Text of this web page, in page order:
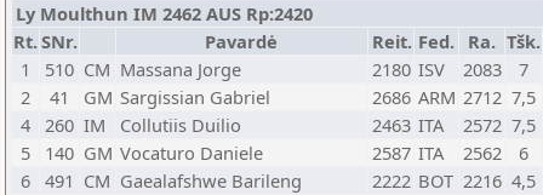
Ly Moulthun IM 2462 AUS Rp:2420
Rt.SNr. Pavardė Reit. Fed. Ra. Tšk.
1
510 CM Massana Jorge 2180 ISV 2083
7
2
41 GM Sargissian Gabriel 2686 ARM 2712 7,5
4
260 IM Collutiis Duilio 2463 ITA 2572 7,5
5
140 GM Vocaturo Daniele 2587 ITA 2562
6
6
491 CM Gaealafshwe Barileng 2222 BOT 2216 4,5